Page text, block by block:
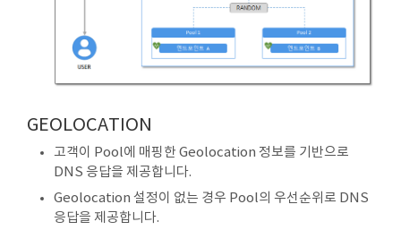
GEOLOCATION
고객이 Pool에 매핑한 Geolocation 정보를 기반으로
DNS 응답을 제공합니다.
Geolocation 설정이 없는 경우 Pool의 우선순위로 DNS
응답을 제공합니다.